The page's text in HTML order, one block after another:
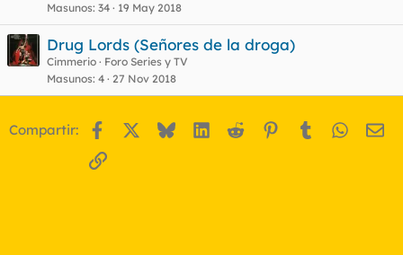
Masunos 34 19 May 2018
Drug Lords (Señores de la droga)
Cimmerio
Foro Series y TV
Masunos 4 27 Nov 2018
Compartir: Facebook BlueskyLinkedIn
Reddit Pinterest
Tumblr
Enlace